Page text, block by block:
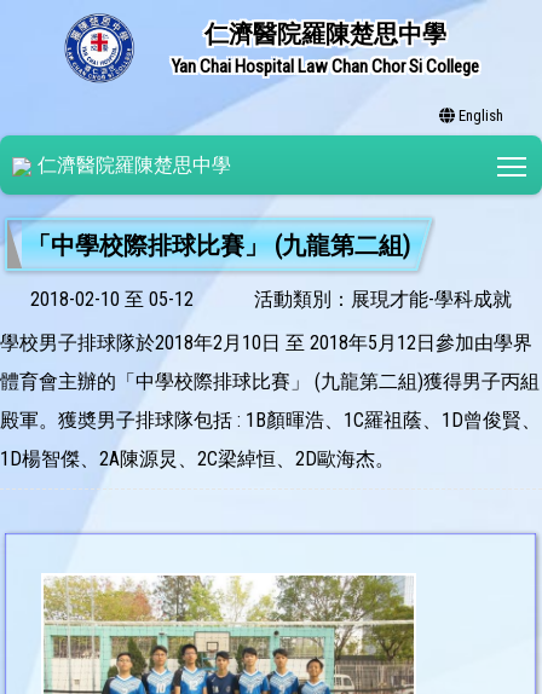
仁濟醫院羅陳楚思中學
Yan Chai Hospital Law Chan Chor Si College
English
仁濟醫院羅陳楚思中學
「中學校際排球比賽」 (九龍第二組)
2018-02-10 至 05-12
活動類別：展現才能-學科成就
學校男子排球隊於2018年2月10日 至 2018年5月12日參加由學界
體育會主辦的「中學校際排球比賽」 (九龍第二組)獲得男子丙組
殿軍。獲奬男子排球隊包括 : 1B顏暉浩、1C羅祖蔭、1D曾俊賢、
1D楊智傑、2A陳源炅、2C梁綽恒、2D歐海杰。